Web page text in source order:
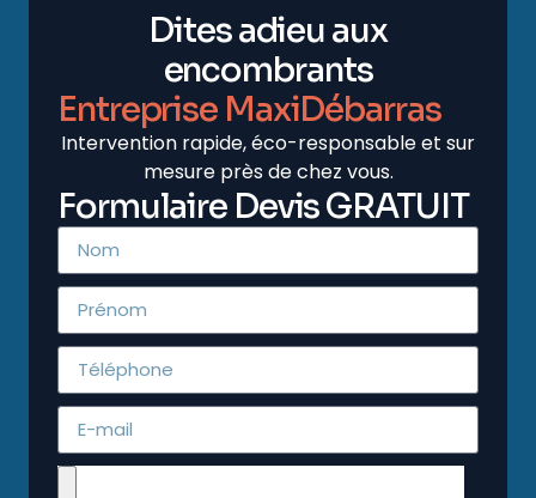
Dites adieu aux
encombrants
Entreprise MaxiDébarras
Intervention rapide, éco-responsable et sur
mesure près de chez vous.
Formulaire Devis GRATUIT